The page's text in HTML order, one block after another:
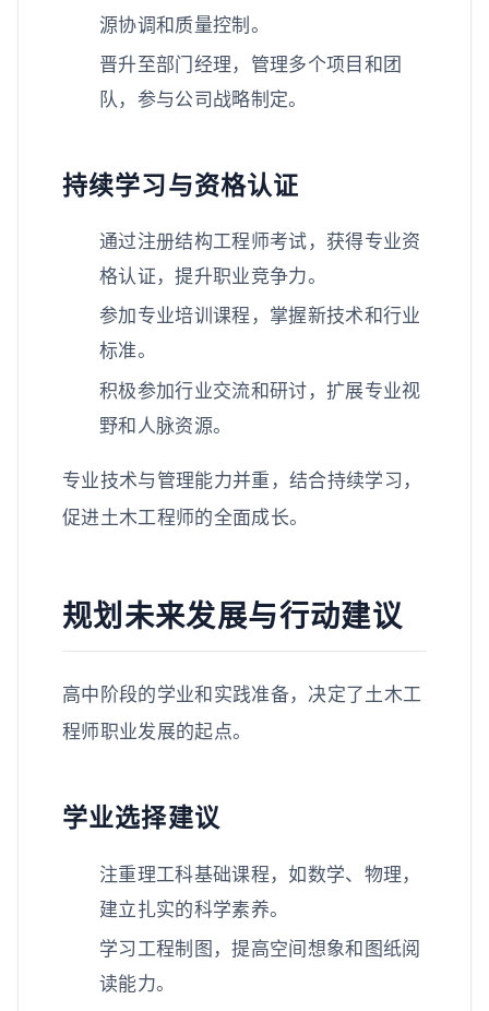
源协调和质量控制。
晋升至部门经理，管理多个项目和团
队，参与公司战略制定。
持续学习与资格认证
通过注册结构工程师考试，获得专业资
格认证，提升职业竞争力。
参加专业培训课程，掌握新技术和行业
标准。
积极参加行业交流和研讨，扩展专业视
野和人脉资源。
专业技术与管理能力并重，结合持续学习，
促进土木工程师的全面成长。
规划未来发展与行动建议
高中阶段的学业和实践准备，决定了土木工
程师职业发展的起点。
学业选择建议
注重理工科基础课程，如数学、物理，
建立扎实的科学素养。
学习工程制图，提高空间想象和图纸阅
读能力。